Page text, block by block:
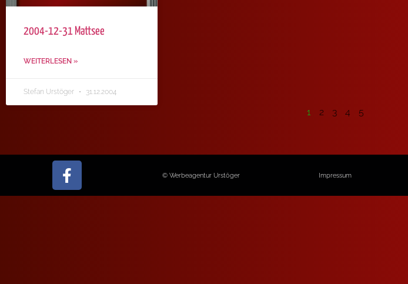
2004-12-31 Mattsee
WEITERLESEN »
Stefan Urstöger 31.12.2004
1 2 3 4 5
© Werbeagentur Urstöger Impressum